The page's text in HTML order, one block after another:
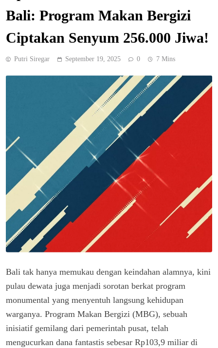
Bali: Program Makan Bergizi
Ciptakan Senyum 256.000 Jiwa!
Putri Siregar September 19, 2025 0 7 Mins
Bali tak hanya memukau dengan keindahan alamnya, kini
pulau dewata juga menjadi sorotan berkat program
monumental yang menyentuh langsung kehidupan
warganya. Program Makan Bergizi (MBG), sebuah
inisiatif gemilang dari pemerintah pusat, telah
mengucurkan dana fantastis sebesar Rp103,9 miliar di